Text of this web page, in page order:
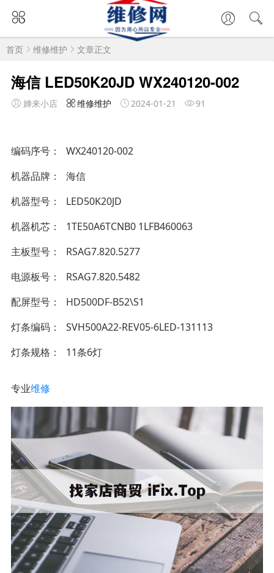
首页 维修维护 文章正文
海信 LED50K20JD WX240120-002
婵来小店 维修维护 2024-01-21 91
编码序号
WX240120-002
机器品牌
海信
机器型号
LED50K20JD
机器机芯
1TE50A6TCNB0 1LFB460063
主板型号
RSAG7.820.5277
电源板号
RSAG7.820.5482
配屏型号
HD500DF-B52\S1
灯条编码
SVH500A22-REV05-6LED-131113
灯条规格
11条6灯
专业维修